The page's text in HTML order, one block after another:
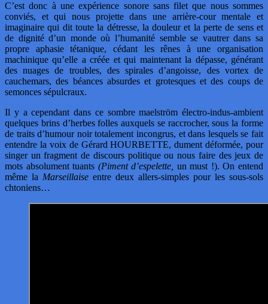
C’est donc à une expérience sonore sans filet que nous sommes
conviés, et qui nous projette dans une arrière-cour mentale et
imaginaire qui dit toute la détresse, la douleur et la perte de sens et
de dignité d’un monde où l’humanité semble se vautrer dans sa
propre aphasie tétanique, cédant les rênes à une organisation
machinique qu’elle a créée et qui maintenant la dépasse, générant
des nuages de troubles, des spirales d’angoisse, des vortex de
cauchemars, des béances absurdes et grotesques et des coups de
semonces sépulcraux.
Il y a cependant dans ce sombre maelström électro-indus-ambient
quelques brins d’herbes folles auxquels se raccrocher, sous la forme
de traits d’humour noir totalement incongrus, et dans lesquels se fait
entendre la voix de Gérard HOURBETTE, dument déformée, pour
singer un fragment de discours politique ou nous faire des jeux de
mots absolument tuants (Piment d’espelette, un must !). On entend
même la Marseillaise entre deux allers-simples pour les sous-sols
chtoniens…